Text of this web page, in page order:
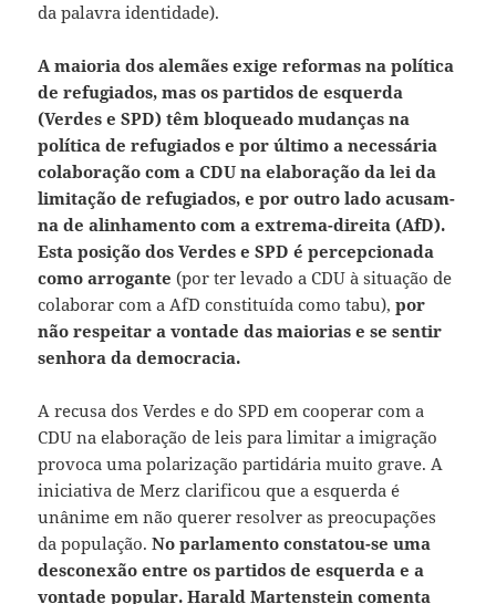
da palavra identidade).
A maioria dos alemães exige reformas na política
de refugiados, mas os partidos de esquerda
(Verdes e SPD) têm bloqueado mudanças na
política de refugiados e por último a necessária
colaboração com a CDU na elaboração da lei da
limitação de refugiados, e por outro lado acusam-
na de alinhamento com a extrema-direita (AfD).
Esta posição dos Verdes e SPD é percepcionada
como arrogante(por ter levado a CDU à situação de
colaborar com a AfD constituída como tabu),por
não respeitar a vontade das maiorias e se sentir
senhora da democracia.
A recusa dos Verdes e do SPD em cooperar com a
CDU na elaboração de leis para limitar a imigração
provoca uma polarização partidária muito grave. A
iniciativa de Merz clarificou que a esquerda é
unânime em não querer resolver as preocupações
da população.No parlamento constatou-se uma
desconexão entre os partidos de esquerda e a
vontade popular. Harald Martenstein comenta